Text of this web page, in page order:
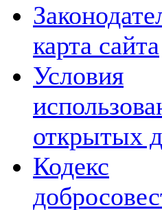
карта сайта
Условия
открытых
Кодекс